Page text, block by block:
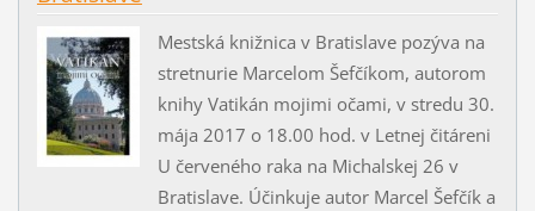
Mestská knižnica v Bratislave pozýva na
stretnurie Marcelom Šefčíkom, autorom
knihy Vatikán mojimi očami, v stredu 30.
mája 2017 o 18.00 hod. v Letnej čitáreni
U červeného raka na Michalskej 26 v
Bratislave. Účinkuje autor Marcel Šefčík a